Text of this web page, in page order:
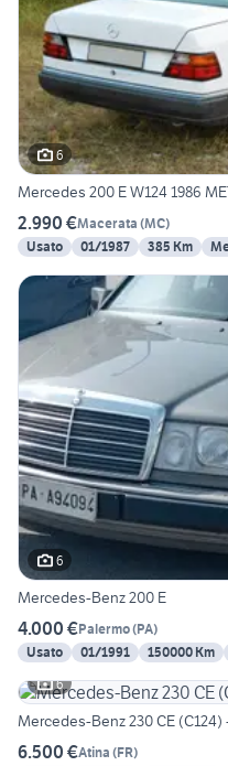
6
Mercedes 200 E W124 1986
2.990 €Macerata (MC)
Usato
01/1987 385 Km
6
Mercedes-Benz 200 E
4.000 €Palermo(PA)
Usato
01/1991 150000 Km
6
Mercedes-Benz 230 CE (C124)
6.500 €Atina (FR)